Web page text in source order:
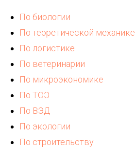
По биологии
По теоретической механике
По логистике
По ветеринарии
По микроэкономике
По ТОЭ
По ВЭД
По экологии
По строительству